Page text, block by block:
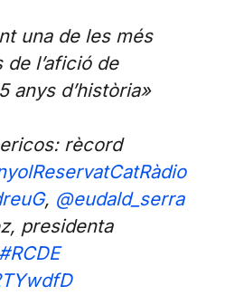
una de les més
l’afició de
anys d’història»
rècord
, @eudald_serra
presidenta
#RCDE